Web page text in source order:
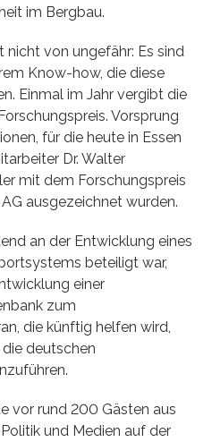
im Bergbau.
von ungefähr: Es sind
Know-how, die diese
Einmal im Jahr vergibt die
Vorsprung
für die heute in Essen
Dr. Walter
mit dem Forschungspreis
ausgezeichnet wurden.
an der Entwicklung eines
beteiligt war,
einer
zum
die künftig helfen wird,
deutschen
vor rund 200 Gästen aus
und Medien auf der